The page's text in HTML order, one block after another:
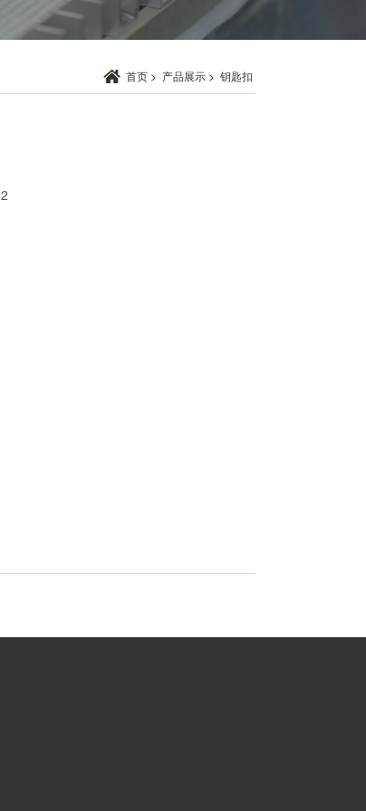
首页 > 产品展示 > 钥匙扣